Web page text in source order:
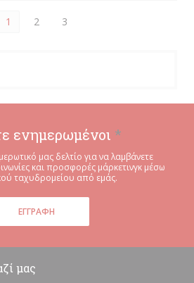
1 2 3
ενημερωμένοι *
μας δελτίο για να λαμβάνετε
και προσφορές μάρκετινγκ μέσω
ταχυδρομείου από εμάς.
ΕΓΓΡΑΦΉ
μας